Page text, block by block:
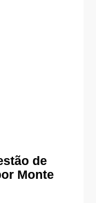
de
Monte